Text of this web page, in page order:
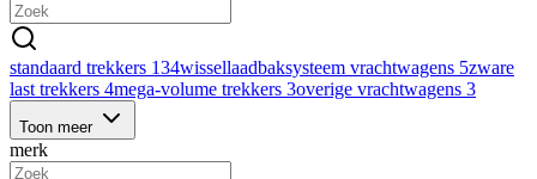
standaard trekkers 134wissellaadbaksysteem vrachtwagens 5zware
last trekkers 4mega-volume trekkers 3overige vrachtwagens 3
Toon meer
merk